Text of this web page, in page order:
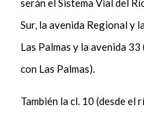
serán el Sistema Vial del
Sur, la avenida Regional y
Las Palmas y la avenida
con Las Palmas).
También la cl. 10 (desde el